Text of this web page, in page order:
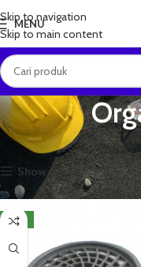
Skip to navigation
Skip to main content
MENU
Beranda Produk dengan tag
Show sidebar
NEW